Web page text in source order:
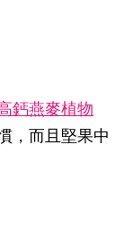
鈣燕麥植物
，而且堅果中